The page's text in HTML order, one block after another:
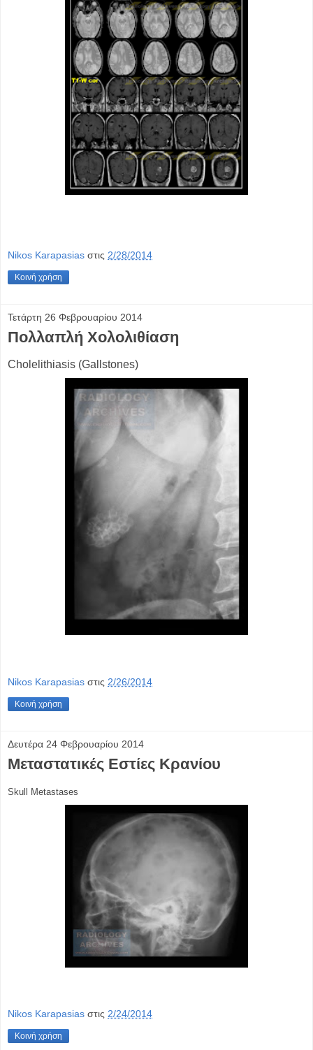
Nikos Karapasias στις 2/28/2014
Κοινή χρήση
Τετάρτη 26 Φεβρουαρίου 2014
Πολλαπλή Χολολιθίαση
Cholelithiasis (Gallstones)
Nikos Karapasias στις 2/26/2014
Κοινή χρήση
Δευτέρα 24 Φεβρουαρίου 2014
Μεταστατικές Εστίες Κρανίου
Skull Metastases
Nikos Karapasias στις 2/24/2014
Κοινή χρήση